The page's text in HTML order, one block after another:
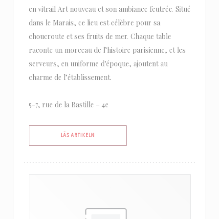
en vitrail Art nouveau et son ambiance feutrée. Situé
dans le Marais, ce lieu est célèbre pour sa
choucroute et ses fruits de mer. Chaque table
raconte un morceau de l’histoire parisienne, et les
serveurs, en uniforme d'époque, ajoutent au
charme de l’établissement.
5-7, rue de la Bastille – 4e
LÄS ARTIKELN